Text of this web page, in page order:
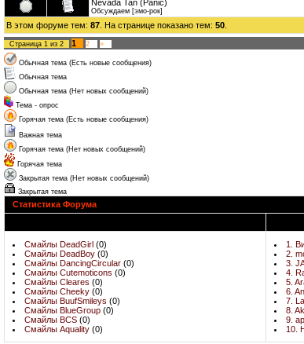
Nevada Tan (Panic)
Обсуждаем [эмо-рок]
В этом форуме тем: 87 . На странице показано тем: 50
Страница 1 из 2 1 2 »
Обычная тема (Есть новые сообщения)
Обычная тема
Обычная тема (Нет новых сообщений)
Тема - опрос
Горячая тема (Есть новые сообщения)
Важная тема
Горячая тема (Нет новых сообщений)
Горячая тема
Закрытая тема (Нет новых сообщений)
Закрытая тема
Статистика Форума
Смайлы DeadGirl (0)
Смайлы DeadBoy (0)
Смайлы DancingCircular (0)
Смайлы Cutemoticons (0)
Смайлы Cleares (0)
Смайлы Cheeky (0)
Смайлы BuufSmileys (0)
Смайлы BlueGroup (0)
Смайлы BCS (0)
Смайлы Aquality (0)
1.
2.
3.
4.
5.
6.
7.
8.
9.
10.